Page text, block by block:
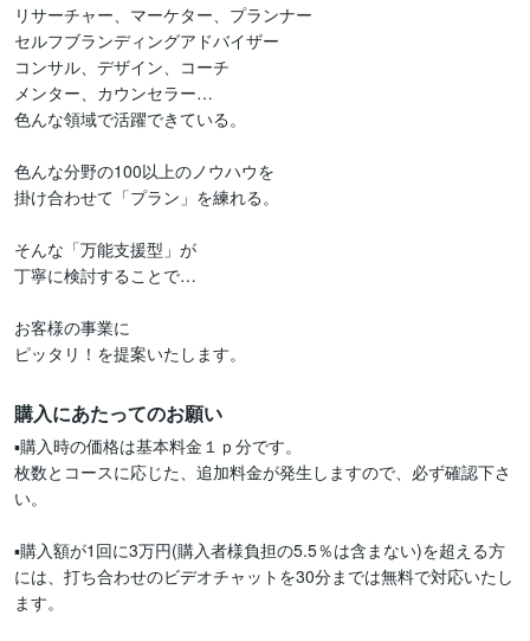
リサーチャー、マーケター、プランナー
セルフブランディングアドバイザー
コンサル、デザイン、コーチ
メンター、カウンセラー…
色んな領域で活躍できている。
色んな分野の100以上のノウハウを
掛け合わせて「プラン」を練れる。
そんな「万能支援型」が
丁寧に検討することで…
お客様の事業に
ピッタリ！を提案いたします。
購入にあたってのお願い
▪購入時の価格は基本料金１ｐ分です。
枚数とコースに応じた、追加料金が発生しますので、必ず確認下さ
い。
▪購入額が1回に3万円(購入者様負担の5.5％は含まない)を超える方
には、打ち合わせのビデオチャットを30分までは無料で対応いたし
ます。